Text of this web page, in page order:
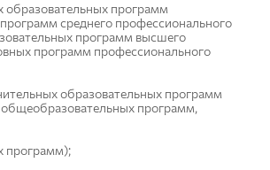
образовательных программ
среднего профессионального
программ высшего
программ профессионального
образовательных программ
программ,
программ);